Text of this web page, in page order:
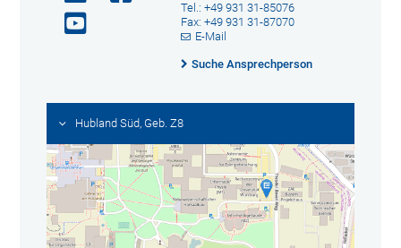
Tel.: +49 931 31-85076
Fax: +49 931 31-87070
E-Mail
Suche Ansprechperson
Hubland Süd, Geb. Z8